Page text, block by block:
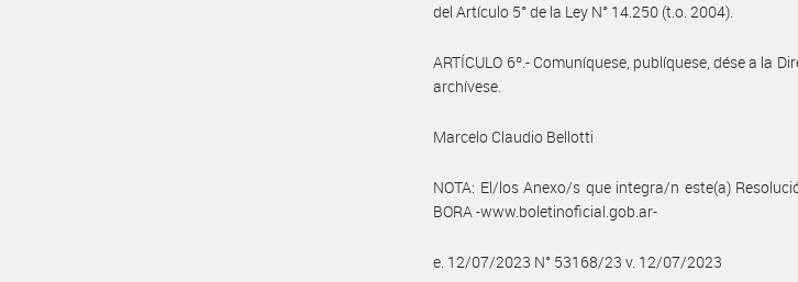
del Artículo 5° de la Ley N° 14.250 (t.o. 2004).
ARTÍCULO 6º.- Comuníquese, publíquese, dése a la
archívese.
Marcelo Claudio Bellotti
NOTA: El/los Anexo/s que integra/n este(a)
BORA -www.boletinoficial.gob.ar-
e. 12/07/2023 N° 53168/23 v. 12/07/2023